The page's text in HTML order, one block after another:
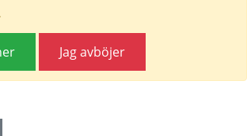
Jag avböjer